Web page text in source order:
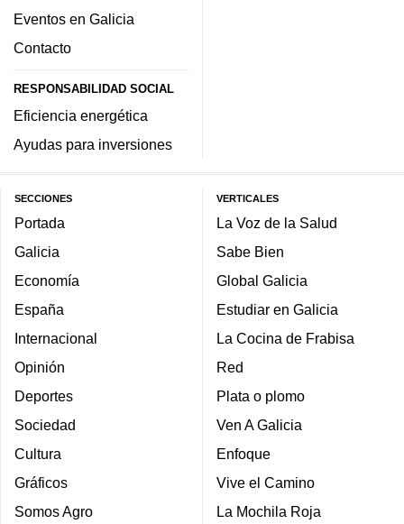
Eventos en Galicia
Contacto
RESPONSABILIDAD SOCIAL
Eficiencia energética
Ayudas para inversiones
SECCIONES
Portada
Galicia
Economía
España
Internacional
Opinión
Deportes
Sociedad
Cultura
Gráficos
Somos Agro
VERTICALES
La Voz de la Salud
Sabe Bien
Global Galicia
Estudiar en Galicia
La Cocina de Frabisa
Red
Plata o plomo
Ven A Galicia
Enfoque
Vive el Camino
La Mochila Roja